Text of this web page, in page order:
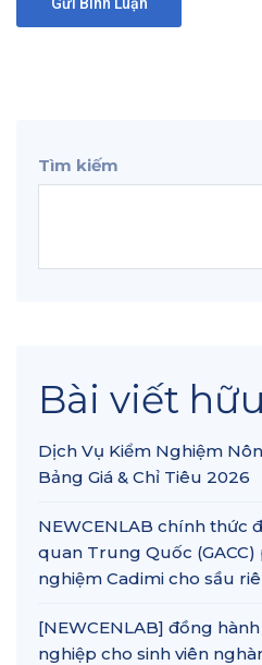
Tìm kiếm
Bài viết
Dịch Vụ Kiểm Nghiệm
Bảng Giá & Chỉ Tiêu 2026
NEWCENLAB chính thức
quan Trung Quốc
nghiệm Cadimi cho sầu
[NEWCENLAB] đồng
nghiệp cho sinh viên